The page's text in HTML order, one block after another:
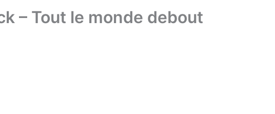
– Tout le monde debout